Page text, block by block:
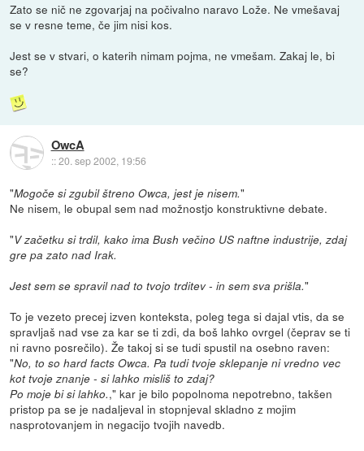
Zato se nič ne zgovarjaj na počivalno naravo Lože. Ne vmešavaj
se v resne teme, če jim nisi kos.
Jest se v stvari, o katerih nimam pojma, ne vmešam. Zakaj le, bi
se?
OwcA
::20. sep 2002, 19:56
"Mogoče si zgubil štreno Owca, jest je nisem."
Ne nisem, le obupal sem nad možnostjo konstruktivne debate.
"V začetku si trdil, kako ima Bush večino US naftne industrije, zdaj
gre pa zato nad Irak.
Jest sem se spravil nad to tvojo trditev - in sem sva prišla."
To je vezeto precej izven konteksta, poleg tega si dajal vtis, da se
spravljaš nad vse za kar se ti zdi, da boš lahko ovrgel (čeprav se ti
ni ravno posrečilo). Že takoj si se tudi spustil na osebno raven:
"No, to so hard facts Owca. Pa tudi tvoje sklepanje ni vredno vec
kot tvoje znanje - si lahko misliš to zdaj?
Po moje bi si lahko.," kar je bilo popolnoma nepotrebno, takšen
pristop pa se je nadaljeval in stopnjeval skladno z mojim
nasprotovanjem in negacijo tvojih navedb.